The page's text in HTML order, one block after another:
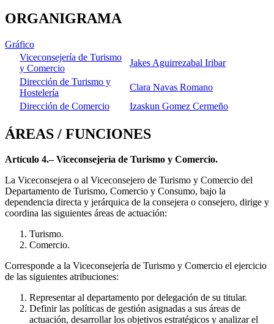
ORGANIGRAMA
Gráfico
Viceconsejería de Turismo
y Comercio
Jakes Aguirrezabal Iribar
Dirección de Turismo y
Hostelería
Clara Navas Romano
Dirección de Comercio
Izaskun Gomez Cermeño
ÁREAS / FUNCIONES
Artículo 4.– Viceconsejería de Turismo y Comercio.
La Viceconsejera o al Viceconsejero de Turismo y Comercio del
Departamento de Turismo, Comercio y Consumo, bajo la
dependencia directa y jerárquica de la consejera o consejero, dirige y
coordina las siguientes áreas de actuación:
Turismo.
Comercio.
Corresponde a la Viceconsejería de Turismo y Comercio el ejercicio
de las siguientes atribuciones:
Representar al departamento por delegación de su titular.
Definir las políticas de gestión asignadas a sus áreas de
actuación, desarrollar los objetivos estratégicos y analizar el